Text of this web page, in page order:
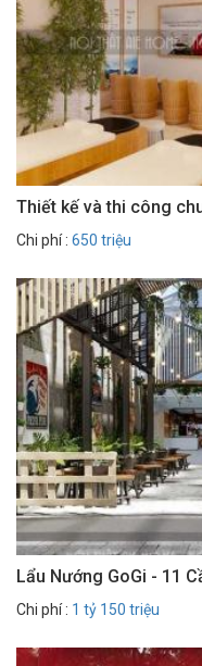
Thiết kế và thi công
Chi phí : 650 triệu
Lẩu Nướng GoGi - 11
Chi phí : 1 tỷ 150 triệu